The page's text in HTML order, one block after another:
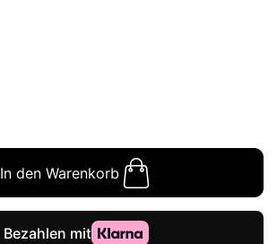
In den Warenkorb